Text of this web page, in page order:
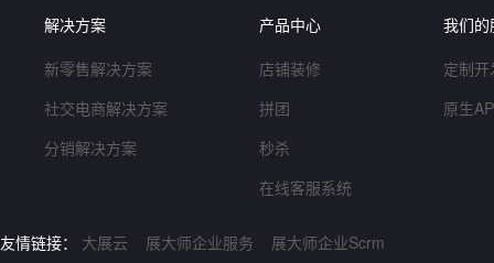
解决方案
新零售解决方案
社交电商解决方案
分销解决方案
产品中心
店铺装修
拼团
秒杀
在线客服系统
我们的
定制
原生
友情链接： 大展云 展大师企业服务 展大师企业Scrm